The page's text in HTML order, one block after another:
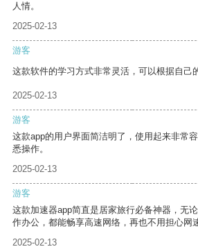
人情。
2025-02-13
游客
这款软件的学习方式非常灵活，可以根据自己
2025-02-13
游客
这款app的用户界面简洁明了，使用起来非常
悉操作。
2025-02-13
游客
这款加速器app简直是居家旅行必备神器，无
作办公，都能畅享高速网络，再也不用担心网
2025-02-13